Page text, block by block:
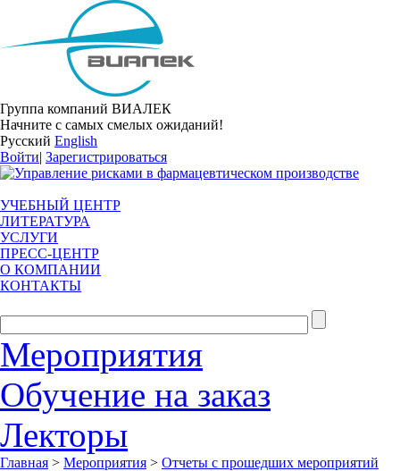
Группа компаний ВИАЛЕК
Начните с самых смелых ожиданий!
Русский English
Войти| Зарегистрироваться
УЧЕБНЫЙ ЦЕНТР
ЛИТЕРАТУРА
УСЛУГИ
ПРЕСС-ЦЕНТР
О КОМПАНИИ
КОНТАКТЫ
Мероприятия
Обучение на заказ
Лекторы
Главная > Мероприятия > Отчеты с прошедших мероприятий